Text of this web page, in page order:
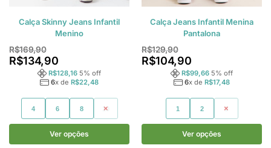
Calça Skinny Jeans Infantil
Menino
R$169,90
R$134,90
R$128,16 5% off
6x de R$22,48
4 6 8 10
Ver opções
Calça Jeans Infantil Menina
Pantalona
R$129,90
R$104,90
R$99,66 5% off
6x de R$17,48
1 2 3
Ver opções